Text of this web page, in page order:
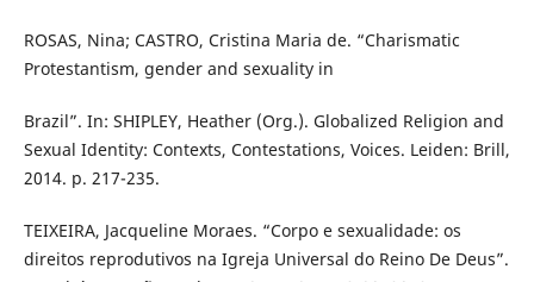
ROSAS, Nina; CASTRO, Cristina Maria de. “Charismatic
Protestantism, gender and sexuality in
Brazil”. In: SHIPLEY, Heather (Org.). Globalized Religion and
Sexual Identity: Contexts, Contestations, Voices. Leiden: Brill,
2014. p. 217-235.
TEIXEIRA, Jacqueline Moraes. “Corpo e sexualidade: os
direitos reprodutivos na Igreja Universal do Reino De Deus”.